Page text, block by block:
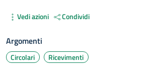
Vedi azioni Condividi
Argomenti
Circolari Ricevimenti